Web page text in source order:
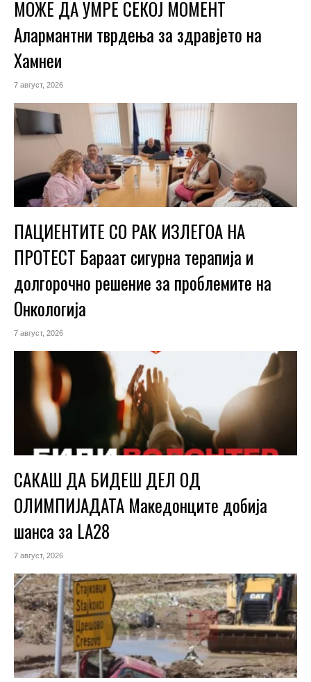
МОЖЕ ДА УМРЕ СЕКОЈ МОМЕНТ
Алармантни тврдења за здравјето на
Хамнеи
7 август, 2026
ПАЦИЕНТИТЕ СО РАК ИЗЛЕГОА НА
ПРОТЕСТ Бараат сигурна терапија и
долгорочно решение за проблемите на
Онкологија
7 август, 2026
САКАШ ДА БИДЕШ ДЕЛ ОД
ОЛИМПИЈАДАТА Македонците добија
шанса за LA28
7 август, 2026